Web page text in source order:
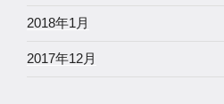
2018年1月
2017年12月